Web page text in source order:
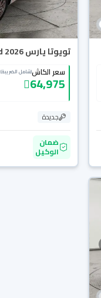
تويوتا يارس Y Limited 2026
سعر الكاش(شامل الضريبة)
64,975
جديدة
ضمان
الوكيل